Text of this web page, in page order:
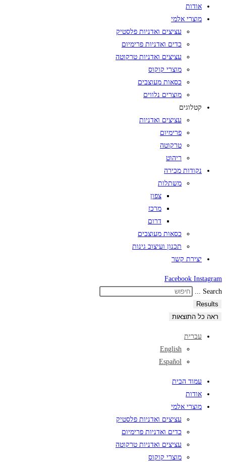
אודות
מוצרי אלמי
עציצים ואדניות פלסטיק
כדים ואדניות פרימיום
עציצים ואדניות טרקוטה
מוצרי קוקוס
כסאות מעוצבים
מוצרים נלווים
קטלוגים
עציצים ואדניות
פרימיום
טרקוטה
ריהוט
נקודות מכירה
משתלות
צפון
מרכז
דרום
כסאות מעוצבים
תכנון ועיצוב גינות
יצירת קשר
Facebook Instagram
Search ...
Results
ראה כל התוצאות
עברית
English
Español
עמוד הבית
אודות
מוצרי אלמי
עציצים ואדניות פלסטיק
כדים ואדניות פרימיום
עציצים ואדניות טרקוטה
מוצרי קוקוס